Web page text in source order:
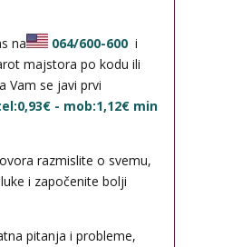
na 064/600-600 i
majstora po kodu ili
Vam se javi prvi
- mob:1,12€ min
razmislite o svemu,
i započenite bolji
pitanja i probleme,